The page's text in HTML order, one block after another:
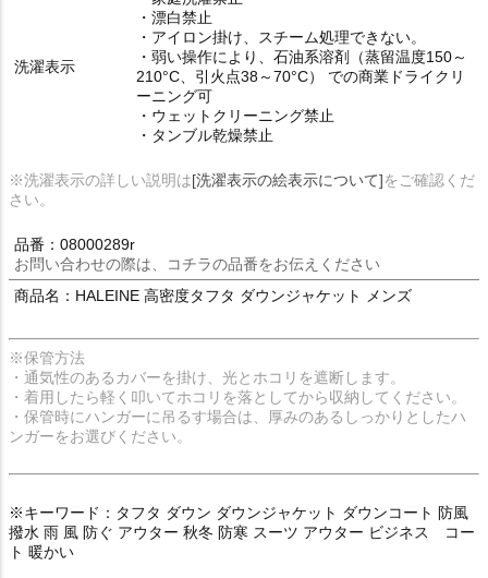
洗濯表示
・漂白禁止
・アイロン掛け、スチーム処理できない。
・弱い操作により、石油系溶剤（蒸留温度150～
210°C、引火点38～70°C） での商業ドライクリ
ーニング可
・ウェットクリーニング禁止
・タンブル乾燥禁止
※洗濯表示の詳しい説明は[洗濯表示の絵表示について]をご確認くだ
さい。
品番：08000289r
お問い合わせの際は、コチラの品番をお伝えください
商品名：HALEINE 高密度タフタ ダウンジャケット メンズ
※保管方法
・通気性のあるカバーを掛け、光とホコリを遮断します。
・着用したら軽く叩いてホコリを落としてから収納してください。
・保管時にハンガーに吊るす場合は、厚みのあるしっかりとしたハ
ンガーをお選びください。
※キーワード：タフタ ダウン ダウンジャケット ダウンコート 防風
撥水 雨 風 防ぐ アウター 秋冬 防寒 スーツ アウター ビジネス コー
ト 暖かい